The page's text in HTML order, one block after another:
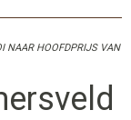
NAAR HOOFDPRIJS VAN